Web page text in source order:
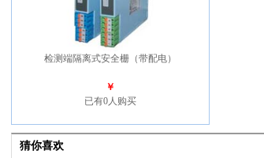
检测端隔离式安全栅（带配电）
￥
已有0人购买
猜你喜欢